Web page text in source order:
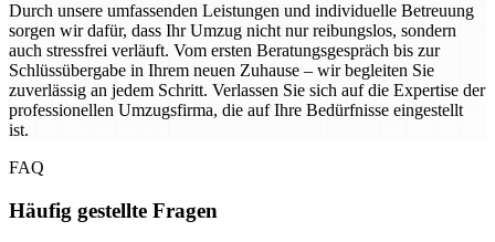
Durch unsere umfassenden Leistungen und individuelle Betreuung
sorgen wir dafür, dass Ihr Umzug nicht nur reibungslos, sondern
auch stressfrei verläuft. Vom ersten Beratungsgespräch bis zur
Schlüssübergabe in Ihrem neuen Zuhause – wir begleiten Sie
zuverlässig an jedem Schritt. Verlassen Sie sich auf die Expertise der
professionellen Umzugsfirma, die auf Ihre Bedürfnisse eingestellt
ist.
FAQ
Häufig gestellte Fragen